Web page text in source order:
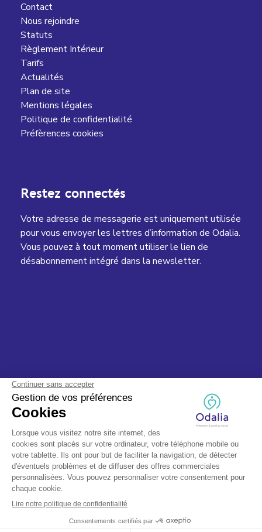
Contact
Nous rejoindre
Statuts
Règlement Intérieur
Tarifs
Actualités
Plan de site
Mentions légales
Politique de confidentialité
Préfèrences cookies
Restez connectés
Votre adresse de messagerie est uniquement utilisée
pour vous envoyer les lettres d’information de Odalia.
Vous pouvez à tout moment utiliser le lien de
désabonnement intégré dans la newsletter.
© Odalia 2025, tous droits réservés - Fait avec ❤️ par TEAPS